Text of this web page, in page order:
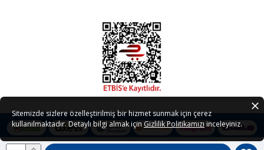
Sitemizde sizlere özelleştirilmiş bir hizmet sunmak için çerez
kullanılmaktadır. Detaylı bilgi almak için Gizlilik Politikamızı inceleyiniz.